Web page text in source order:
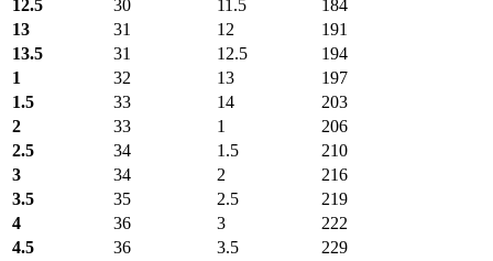
12.5 30 11.5
184
13
31 12
191
13.5
31 12.5
194
1
32 13
197
1.5
33 14
203
2
33 1
206
2.5
34 1.5
210
3
34 2
216
3.5
35 2.5
219
4
36 3
222
4.5
36 3.5
229